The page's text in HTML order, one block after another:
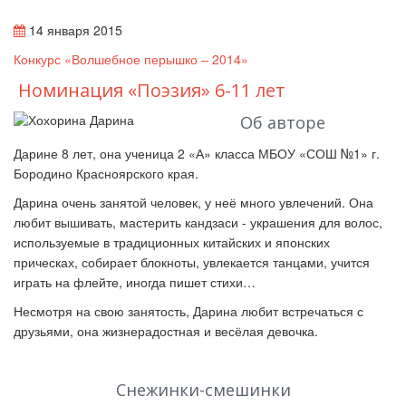
14 января 2015
Конкурс «Волшебное перышко – 2014»
Номинация «Поэзия» 6-11 лет
Об авторе
Дарине 8 лет, она ученица 2 «А» класса МБОУ «СОШ №1» г.
Бородино Красноярского края.
Дарина очень занятой человек, у неё много увлечений. Она
любит вышивать, мастерить кандзаси - украшения для волос,
используемые в традиционных китайских и японских
прическах, собирает блокноты, увлекается танцами, учится
играть на флейте, иногда пишет стихи…
Несмотря на свою занятость, Дарина любит встречаться с
друзьями, она жизнерадостная и весёлая девочка.
Снежинки-смешинки